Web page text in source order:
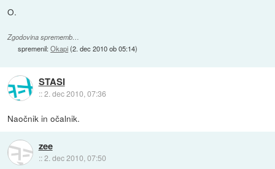
O.
Zgodovina sprememb…
spremenil:Okapi(2. dec 2010 ob 05:14)
STASI
::2. dec 2010, 07:36
Naočnik in očalnik.
zee
::2. dec 2010, 07:50